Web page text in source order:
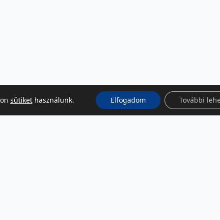
sütikethasználunk. Elfogadom További